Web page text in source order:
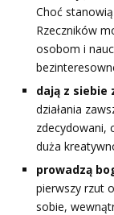
Choć
Rzeczników
osobom i
dają z siebie
działania
zdecydowani,
duża
prowadzą
pierwszy rzut
sobie,